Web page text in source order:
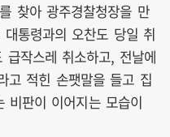
찾아 광주경찰청장을 만
통령과의 오찬도 당일 취
작스레 취소하고, 전날에
고 적힌 손팻말을 들고 집
비판이 이어지는 모습이